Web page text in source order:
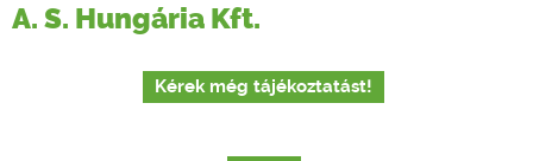
ONLINE KÉPZÉSEK
TERVEZÉSI SEGÉDLETEK
A. S. Hungária Kft.
Kérek még tájékoztatást!